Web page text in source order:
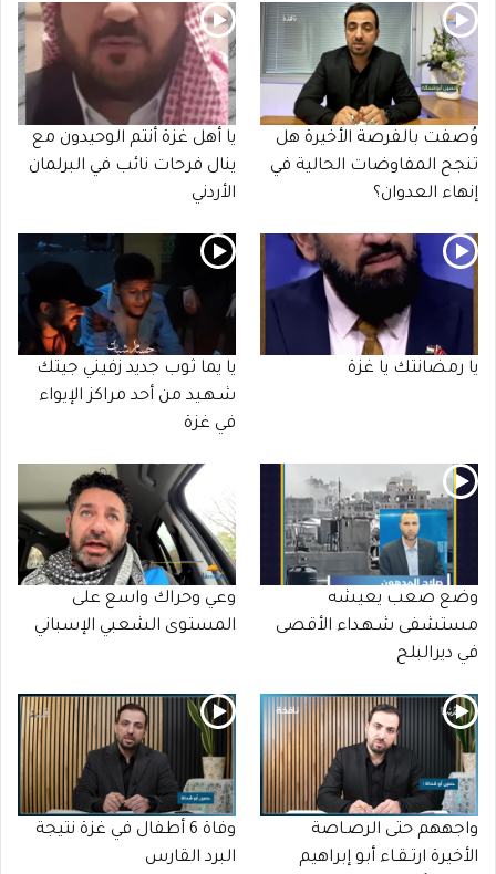
وُصفت بالفرصة الأخيرة هل
تنجح المفاوضات الحالية في
إنهاء العدوان؟
يا أهل غزة أنتم الوحيدون مع
ينال فرحات نائب في البرلمان
الأردني
يا رمضانتك يا غزة
يا يما ثوب جديد زفيني جيتك
شـهـيد من أحد مراكز الإيواء
في غزة
وضع صعب يعيشه
مستشفى شـهـداء الأقصى
في ديرالبلح
وعي وحراك واسع على
المستوى الشعبي الإسباني
واجههم حتى الرصـاصة
الأخيرة ارتـقـاء أبو إبراهيم
وفاة 6 أطفال في غزة نتيجة
البرد القارس